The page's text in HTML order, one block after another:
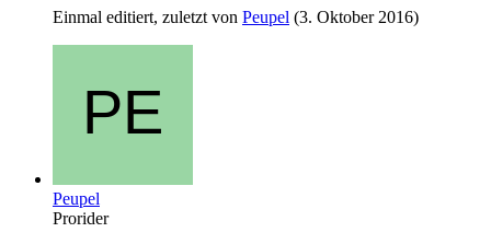
Einmal editiert, zuletzt von Peupel (3. Oktober 2016)
Peupel
Prorider